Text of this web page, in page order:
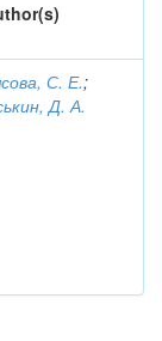
С. Е.;
Д. А.